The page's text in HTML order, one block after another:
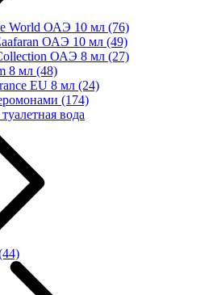
World ОАЭ 10 мл (76)
ОАЭ 10 мл (49)
ОАЭ 8 мл (27)
8 мл (48)
EU 8 мл (24)
(174)
вода